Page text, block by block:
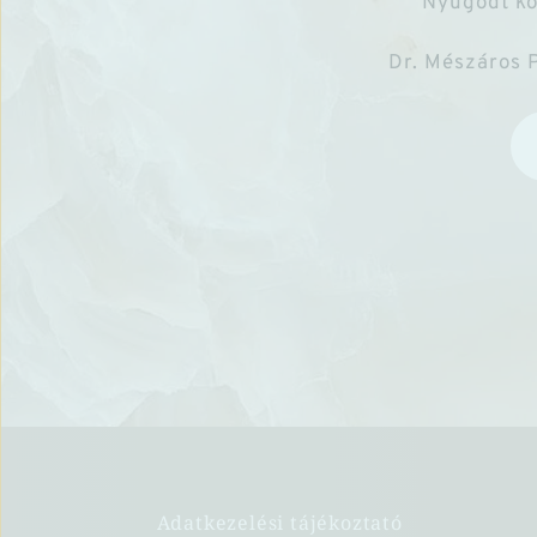
Dr. Mészáros
Adatkezelési tájékoztató